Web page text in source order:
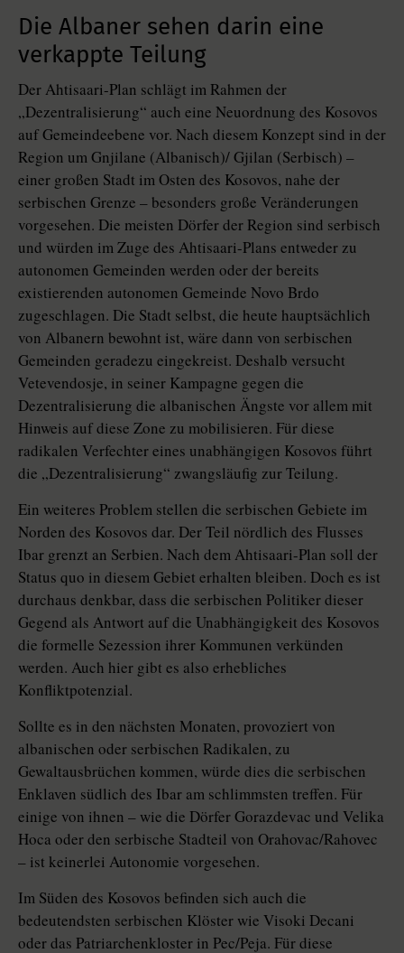
Die Albaner sehen darin eine
verkappte Teilung
Der Ahtisaari-Plan schlägt im Rahmen der
„Dezentralisierung“ auch eine Neuordnung des Kosovos
auf Gemeindeebene vor. Nach diesem Konzept sind in der
Region um Gnjilane (Albanisch)/ Gjilan (Serbisch) –
einer großen Stadt im Osten des Kosovos, nahe der
serbischen Grenze – besonders große Veränderungen
vorgesehen. Die meisten Dörfer der Region sind serbisch
und würden im Zuge des Ahtisaari-Plans entweder zu
autonomen Gemeinden werden oder der bereits
existierenden autonomen Gemeinde Novo Brdo
zugeschlagen. Die Stadt selbst, die heute hauptsächlich
von Albanern bewohnt ist, wäre dann von serbischen
Gemeinden geradezu eingekreist. Deshalb versucht
Vetevendosje, in seiner Kampagne gegen die
Dezentralisierung die albanischen Ängste vor allem mit
Hinweis auf diese Zone zu mobilisieren. Für diese
radikalen Verfechter eines unabhängigen Kosovos führt
die „Dezentralisierung“ zwangsläufig zur Teilung.
Ein weiteres Problem stellen die serbischen Gebiete im
Norden des Kosovos dar. Der Teil nördlich des Flusses
Ibar grenzt an Serbien. Nach dem Ahtisaari-Plan soll der
Status quo in diesem Gebiet erhalten bleiben. Doch es ist
durchaus denkbar, dass die serbischen Politiker dieser
Gegend als Antwort auf die Unabhängigkeit des Kosovos
die formelle Sezession ihrer Kommunen verkünden
werden. Auch hier gibt es also erhebliches
Konfliktpotenzial.
Sollte es in den nächsten Monaten, provoziert von
albanischen oder serbischen Radikalen, zu
Gewaltausbrüchen kommen, würde dies die serbischen
Enklaven südlich des Ibar am schlimmsten treffen. Für
einige von ihnen – wie die Dörfer Gorazdevac und Velika
Hoca oder den serbische Stadteil von Orahovac/Rahovec
– ist keinerlei Autonomie vorgesehen.
Im Süden des Kosovos befinden sich auch die
bedeutendsten serbischen Klöster wie Visoki Decani
oder das Patriarchenkloster in Pec/Peja. Für diese